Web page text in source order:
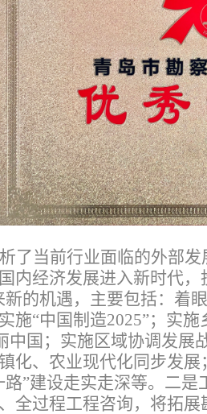
了当前行业面临的外部
内经济发展进入新时代
新的机遇，主要包括：着
施“中国制造2025”；实
中国；实施区域协调发
化、农业现代化同步发
路”建设走实走深等。二
全过程工程咨询，将拓